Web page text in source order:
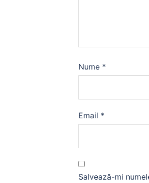
Nume *
Email *
Salvează-mi